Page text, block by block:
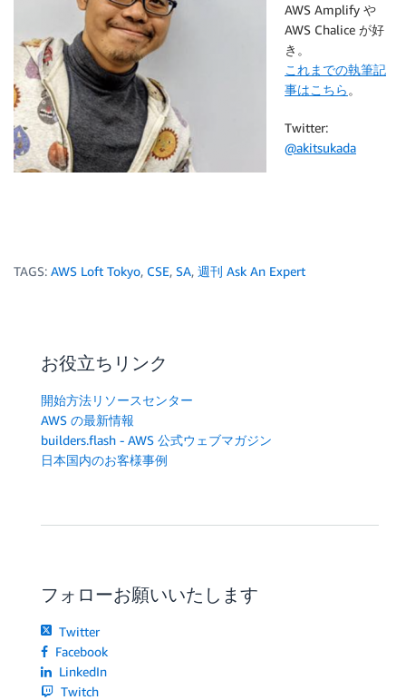
AWS Amplify や
AWS Chalice が好
き。
これまでの執筆記
事はこちら 。
Twitter:
@akitsukada
TAGS: AWS Loft Tokyo, CSE, SA, 週刊 Ask An Expert
お役立ちリンク
開始方法リソースセンター
AWS の最新情報
builders.flash - AWS 公式ウェブマガジン
日本国内のお客様事例
フォローお願いいたします
Twitter
Facebook
LinkedIn
Twitch